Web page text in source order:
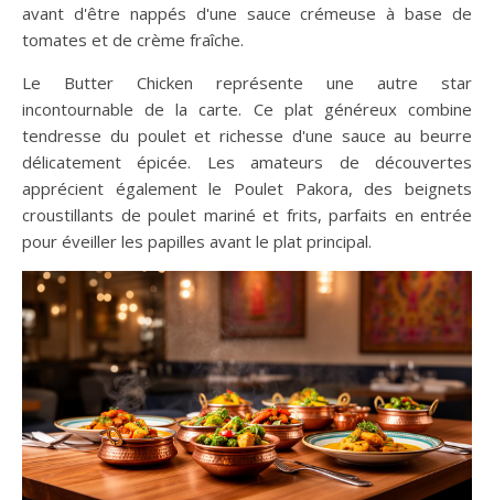
avant d'être nappés d'une sauce crémeuse à base de
tomates et de crème fraîche.
Le Butter Chicken représente une autre star
incontournable de la carte. Ce plat généreux combine
tendresse du poulet et richesse d'une sauce au beurre
délicatement épicée. Les amateurs de découvertes
apprécient également le Poulet Pakora, des beignets
croustillants de poulet mariné et frits, parfaits en entrée
pour éveiller les papilles avant le plat principal.